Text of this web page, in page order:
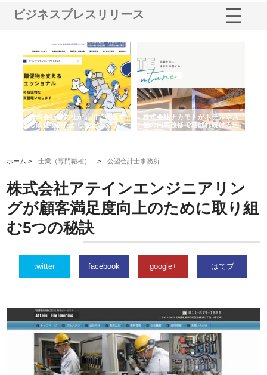
ビジネスプレスリリース
がホテルや店
ばれ続ける理
株式会社スプリングエフが選ば
れる理由とOEMアパレル製造の
強み
桑木給食株式会社が福山市
ばれる手作り弁当配達の理由
ホーム >士業（専門職種） >公認会計士事務所
株式会社アテインエンジニアリン
グが顧客満足度向上のために取り組
む5つの秘訣
twitter facebook google+ はてブ